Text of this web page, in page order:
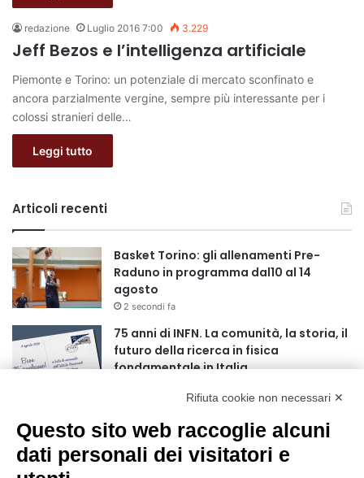
redazione Luglio 2016 7:00 3.229
Jeff Bezos e l’intelligenza artificiale
Piemonte e Torino: un potenziale di mercato sconfinato e
ancora parzialmente vergine, sempre più interessante per i
colossi stranieri delle…
Leggi tutto
Articoli recenti
Basket Torino: gli allenamenti Pre-
Raduno in programma dal10 al 14
agosto
2 secondi fa
75 anni di INFN. La comunità, la storia, il
futuro della ricerca in fisica
fondamentale in Italia
nel pieno della stagione turistica
4 ore fa
Rifiuta cookie non necessari ✕
Questo sito web raccoglie alcuni
dati personali dei visitatori e